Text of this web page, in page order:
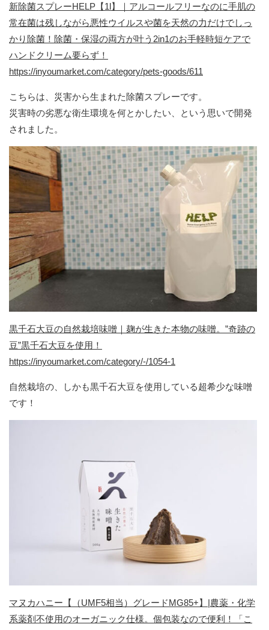
新除菌スプレーHELP【1l】｜アルコールフリーなのに手肌の
常在菌は残しながら悪性ウイルスや菌を天然の力だけでしっ
かり除菌！除菌・保湿の両方が叶う2in1のお手軽時短ケアで
ハンドクリーム要らず！
https://inyoumarket.com/category/pets-goods/611
こちらは、災害から生まれた除菌スプレーです。
災害時の劣悪な衛生環境を何とかしたい、という思いで開発
されました。
黒千石大豆の自然栽培味噌｜麹が生きた本物の味噌。”奇跡の
豆”黒千石大豆を使用！
https://inyoumarket.com/category/-/1054-1
自然栽培の、しかも黒千石大豆を使用している超希少な味噌
です！
マヌカハニー【（UMF5相当）グレードMG85+】|農薬・化学
系薬剤不使用のオーガニック仕様。個包装なので便利！「こ